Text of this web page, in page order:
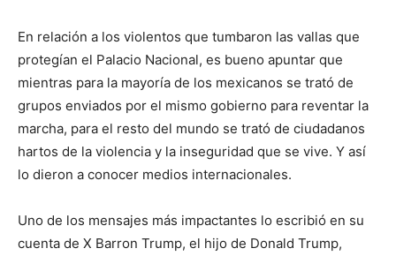
En relación a los violentos que tumbaron las vallas que
protegían el Palacio Nacional, es bueno apuntar que
mientras para la mayoría de los mexicanos se trató de
grupos enviados por el mismo gobierno para reventar la
marcha, para el resto del mundo se trató de ciudadanos
hartos de la violencia y la inseguridad que se vive. Y así
lo dieron a conocer medios internacionales.
Uno de los mensajes más impactantes lo escribió en su
cuenta de X Barron Trump, el hijo de Donald Trump,